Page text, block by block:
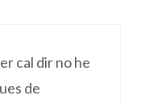
cal dir no he
de